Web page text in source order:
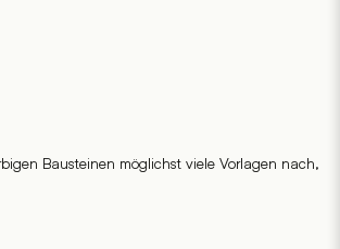
Bausteinen möglichst viele Vorlagen nach,